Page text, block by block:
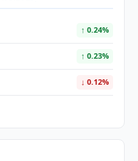
↑ 0.24%
↑ 0.23%
↓ 0.12%